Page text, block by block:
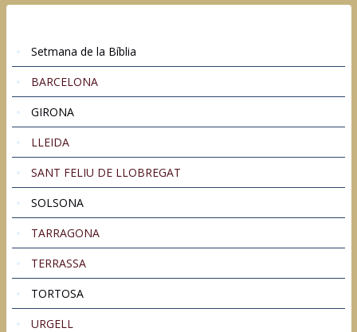
Setmana de la Bíblia
BARCELONA
GIRONA
LLEIDA
SANT FELIU DE LLOBREGAT
SOLSONA
TARRAGONA
TERRASSA
TORTOSA
URGELL